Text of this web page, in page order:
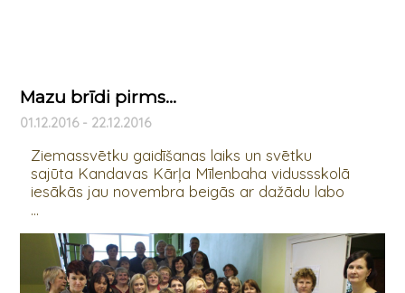
Mazu brīdi pirms...
01.12.2016 - 22.12.2016
Ziemassvētku gaidīšanas laiks un svētku
sajūta Kandavas Kārļa Mīlenbaha vidussskolā
iesākās jau novembra beigās ar dažādu labo
...